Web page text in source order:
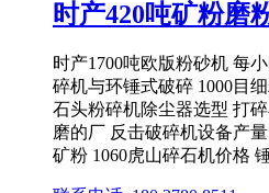
时产420吨矿粉磨
时产1700吨欧版粉砂机 每
碎机与环锤式破碎 1000目
石头粉碎机除尘器选型 打
磨的厂 反击破碎机设备产
矿粉 1060虎山碎石机价格